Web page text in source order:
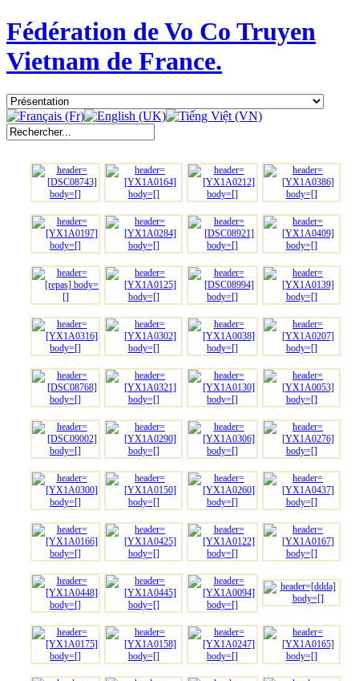
Fédération de Vo Co Truyen
Vietnam de France.